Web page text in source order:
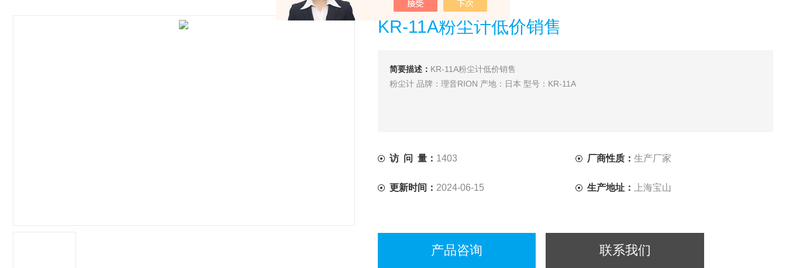
KR-11A粉尘计低价销售
简要描述： KR-11A粉尘计低价销售
粉尘计 品牌：理音RION 产地：日本 型号：KR-11A
访 问 量： 1403 厂商性质： 生产厂家
更新时间： 2024-06-15 生产地址： 上海宝山
产品咨询 联系我们